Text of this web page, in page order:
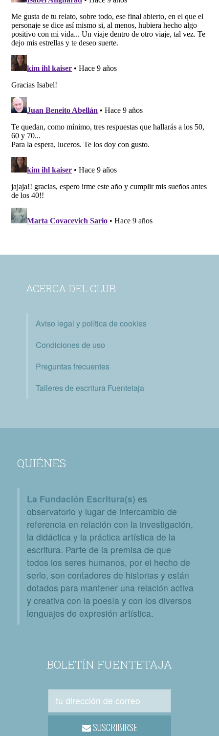
ACERCA DEL CLUB
Aviso legal y política de cookies
Condiciones de uso
Preguntas frecuentes
Talleres de escritura Fuentetaja
QUIÉNES
La Fundación Escritura(s) es
observatorio y lugar de intercambio de
referencia en relación con la investigación,
la didáctica y la práctica artística de la
escritura. Parte de la premisa de que
todos los seres humanos, por el hecho de
serlo, son contadores de historias y están
dotados para mantener una relación activa
y creativa con la poesía y con los diversos
lenguajes de expresión artística.
BOLETÍN FUENTETAJA
SUSCRIBIRSE